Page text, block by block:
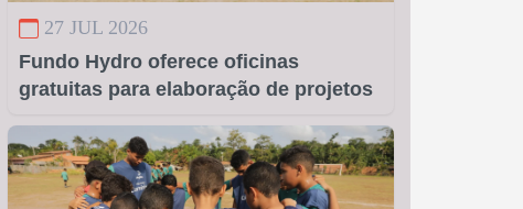
27 JUL 2026
Fundo Hydro oferece oficinas
gratuitas para elaboração de projetos